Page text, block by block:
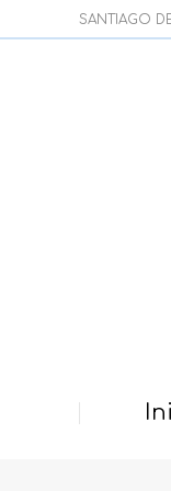
SANTIAGO